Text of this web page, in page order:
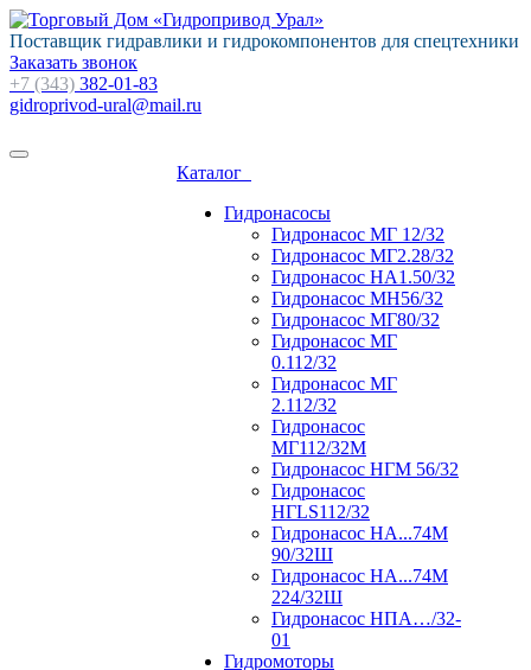
Поставщик гидравлики и гидрокомпонентов для спецтехники
Заказать звонок
+7 (343) 382-01-83
gidroprivod-ural@mail.ru
Каталог
Гидронасосы
Гидронасос МГ 12/32
Гидронасос МГ2.28/32
Гидронасос НА1.50/32
Гидронасос МН56/32
Гидронасос МГ80/32
Гидронасос МГ
0.112/32
Гидронасос МГ
2.112/32
Гидронасос
МГ112/32М
Гидронасос НГМ 56/32
Гидронасос
НГLS112/32
Гидронасос НА...74М
90/32Ш
Гидронасос НА...74М
224/32Ш
Гидронасос НПА…/32-
01
Гидромоторы